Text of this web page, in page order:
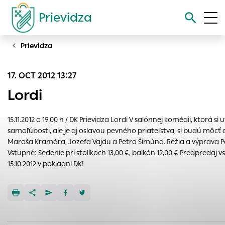
Prievidza
Vyhľadávanie
Prievidza
17. OCT 2012 13:27
Lordi
15.11.2012 o 19.00 h / DK Prievidza Lordi V salónnej komédii, ktorá
samoľúbosti, ale je aj oslavou pevného priateľstva, si budú môcť
Maroša Kramára, Jozefa Vajdu a Petra Šimúna. Réžia a výprava
Vstupné: Sedenie pri stolíkoch 13,00 €, balkón 12,00 € Predpredaj
15.10.2012 v pokladni DK!
Nastavenie cookies
ukladať informácie o vašej aktivite a preferenciách.
Používajú sa napríklad k tomu, aby si webový prehliadač
zapamätoval Vaše prihlásenie alebo aby sa uložila Vaša
voľba v tomto okne.
Vyberte úroveň cookies, ktorú chcete povoliť
Technické súbory cookie sú pre prevádzku nevyhnutné a
umožňujú základné funkcie, ako je navigácia na stránke a